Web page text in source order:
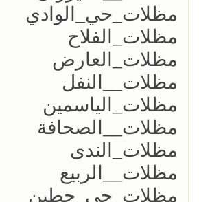
مظلات_حي_الوادي
مظلات_الفلاح
مظلات_العارض
مظلات__النفل
مظلات_الياسمين
مظلات__الصحافة
مظلات_الندى
مظلات__الربيع
مظلات_حي_حطين